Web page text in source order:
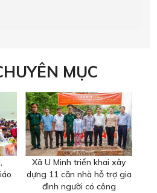
MỤC
Xã U Minh triển khai xây
dựng 11 căn nhà hỗ trợ gia
đình người có công